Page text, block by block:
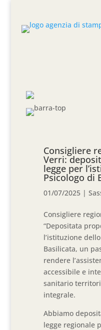
Consigliere
Verri:
legge per
Psicologo di
01/07/2025 |
Consigliere
“Depositata
l’istituzione
Basilicata, un
rendere
accessibile e
sanitario
integrale.
Abbiamo
legge regionale